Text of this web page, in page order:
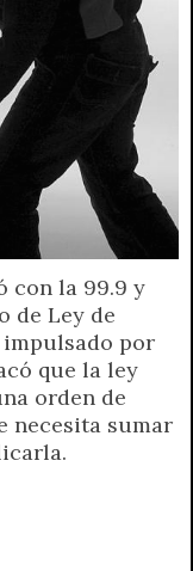
con la 99.9 y
de Ley de
por
que la ley
orden de
necesita sumar